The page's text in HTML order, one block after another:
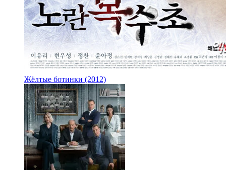
Жёлтые ботинки (2012)